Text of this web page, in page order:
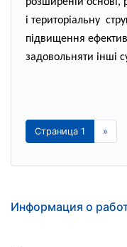
і територіальну
підвищення
задовольняти інші
Страница 1 »
Информация о